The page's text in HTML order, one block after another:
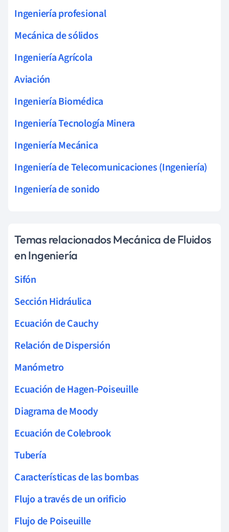
Ingeniería profesional
Mecánica de sólidos
Ingeniería Agrícola
Aviación
Ingeniería Biomédica
Ingeniería Tecnología Minera
Ingeniería Mecánica
Ingeniería de Telecomunicaciones (Ingeniería)
Ingeniería de sonido
Temas relacionados Mecánica de Fluidos
en Ingeniería
Sifón
Sección Hidráulica
Ecuación de Cauchy
Relación de Dispersión
Manómetro
Ecuación de Hagen-Poiseuille
Diagrama de Moody
Ecuación de Colebrook
Tubería
Características de las bombas
Flujo a través de un orificio
Flujo de Poiseuille